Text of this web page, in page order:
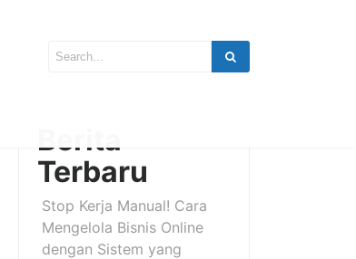
Berita
Terbaru
Stop Kerja Manual! Cara
Mengelola Bisnis Online
dengan Sistem yang